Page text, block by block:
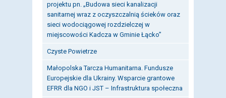
projektu pn. „Budowa sieci kanalizacji
sanitarnej wraz z oczyszczalnią ścieków oraz
sieci wodociągowej rozdzielczej w
miejscowości Kadcza w Gminie Łącko”
Czyste Powietrze
Małopolska Tarcza Humanitarna. Fundusze
Europejskie dla Ukrainy. Wsparcie grantowe
EFRR dla NGO i JST – Infrastruktura społeczna